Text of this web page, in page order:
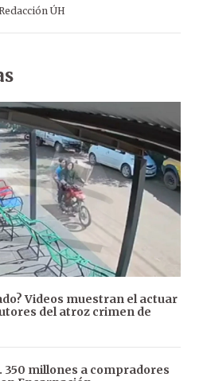
ÚH
Videos muestran el actuar
del atroz crimen de
350 millones a compradores